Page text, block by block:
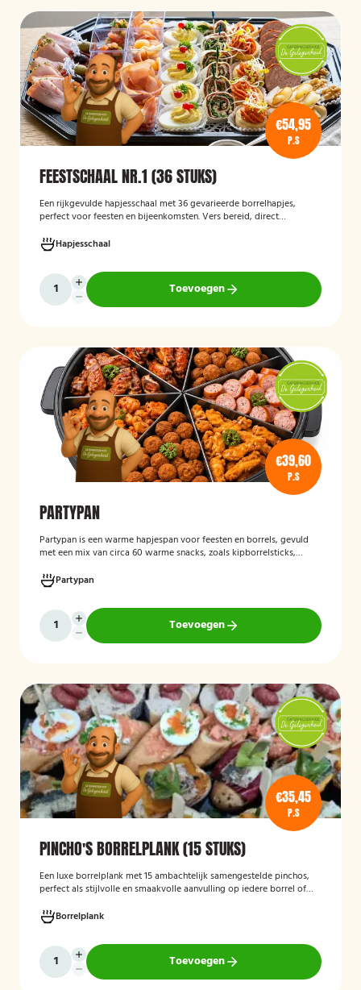
€54,95
P.S
FEESTSCHAAL NR.1 (36 STUKS)
Een rijkgevulde hapjesschaal met 36 gevarieerde borrelhapjes,
perfect voor feesten en bijeenkomsten. Vers bereid, direct
Hapjesschaal
Toevoegen
€39,60
P.S
PARTYPAN
Partypan is een warme hapjespan voor feesten en borrels, gevuld
met een mix van circa 60 warme snacks, zoals kipborrelsticks,
geleverd en hoeft alleen nog verwarmd te worden, waardoor het
een eenvoudige en praktische cateringoplossing is voor
verjaardagen, jubilea, bedrijfsfeesten en andere bijeenkomsten.
Partypan
Toevoegen
€35,45
P.S
PINCHO'S BORRELPLANK (15 STUKS)
Een luxe borrelplank met 15 ambachtelijk samengestelde pinchos,
perfect als stijlvolle en smaakvolle aanvulling op iedere borrel of
Borrelplank
Toevoegen